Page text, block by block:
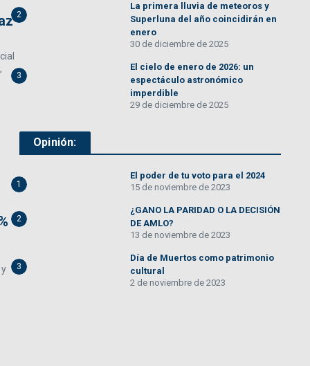
2
La primera lluvia de meteoros y
Superluna del año coincidirán en
enero
30 de diciembre de 2025
3
El cielo de enero de 2026: un
espectáculo astronómico
imperdible
29 de diciembre de 2025
Opinión:
1
El poder de tu voto para el 2024
15 de noviembre de 2023
2
¿GANO LA PARIDAD O LA DECISIÓN
DE AMLO?
13 de noviembre de 2023
3
Día de Muertos como patrimonio
cultural
2 de noviembre de 2023